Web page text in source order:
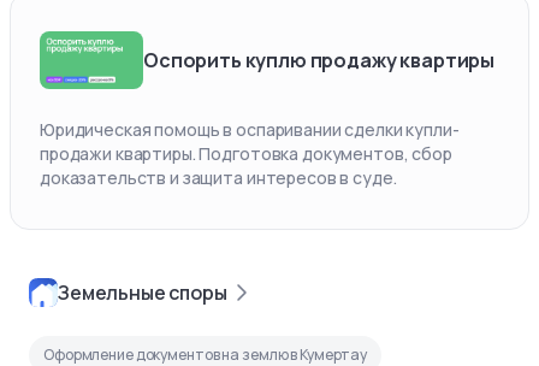
Оспорить куплю продажу квартиры
Юридическая помощь в оспаривании сделки купли-
продажи квартиры. Подготовка документов, сбор
доказательств и защита интересов в суде.
Земельные споры
Оформление документов на землю в Кумертау